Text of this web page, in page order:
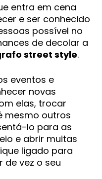
entra em cena
e ser conhecido
possível no
de decolar a
street style.
eventos e
novas
elas, trocar
mesmo outros
lo para as
e abrir muitas
ligado para
de vez o seu